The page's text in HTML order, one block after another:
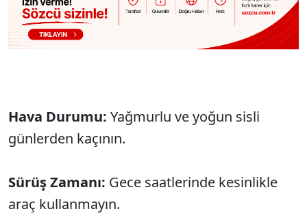
Hava Durumu: Yağmurlu ve yoğun sisli
günlerden kaçının.
Sürüş Zamanı: Gece saatlerinde kesinlikle
araç kullanmayın.